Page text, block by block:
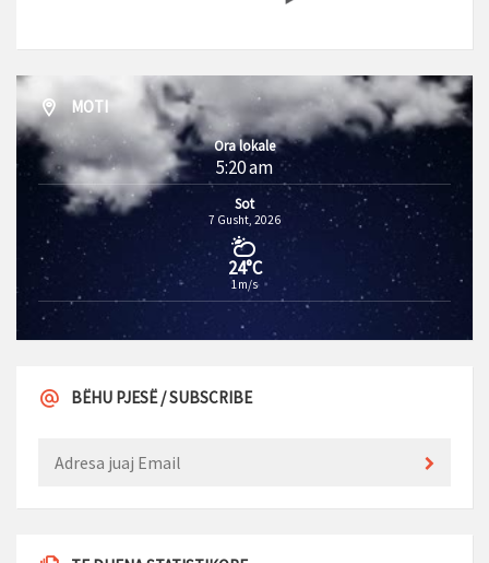
MOTI
Ora lokale
5:20 am
Sot
7 Gusht, 2026
24°C
1m/s
BËHU PJESË / SUBSCRIBE